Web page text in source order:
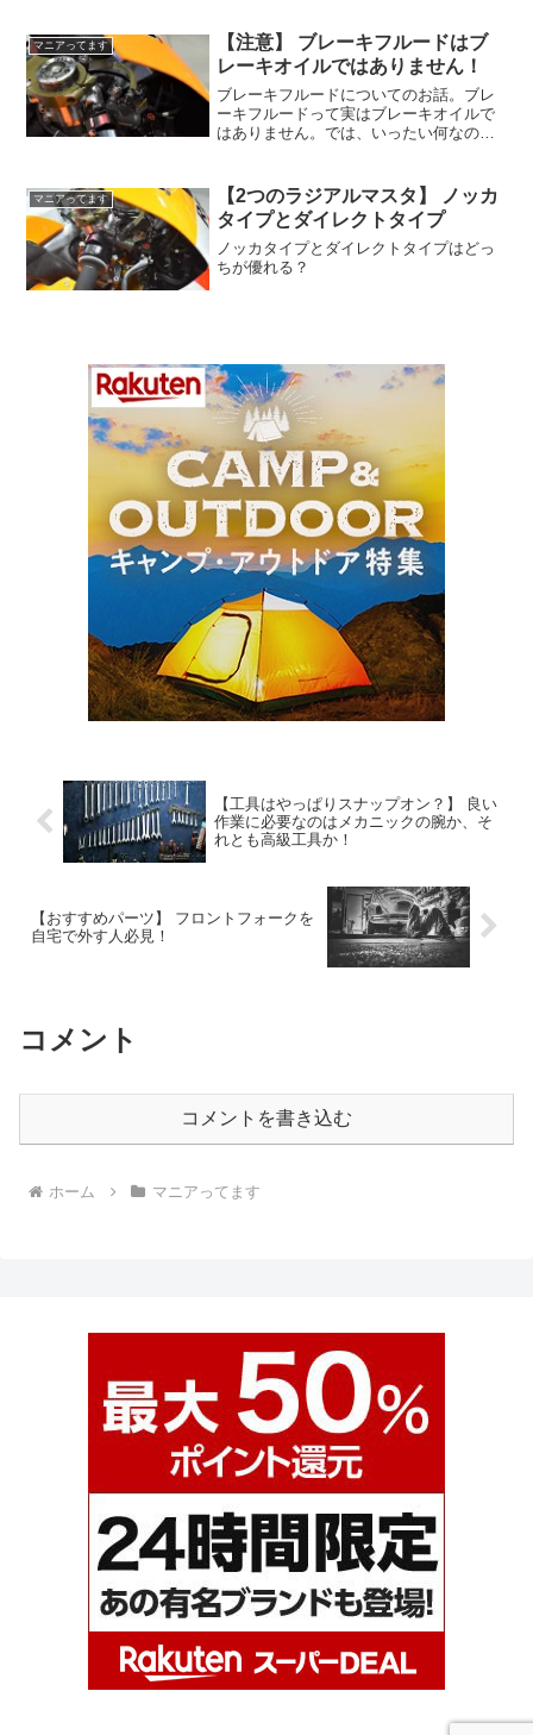
を使って熱伝導率の高い・低いを説明い
たします。
マニアってます
【注意】 ブレーキフルードはブ
レーキオイルではありません！
ブレーキフルードについてのお話。ブレ
ーキフルードって実はブレーキオイルで
はありません。では、いったい何なので
圧式ブレーキと呼ばれるのでしょうか？
今回はその理由を簡単にご説明します。
マニアってます
【2つのラジアルマスタ】 ノッカ
タイプとダイレクトタイプ
ノッカタイプとダイレクトタイプはどっ
ちが優れる？
【工具はやっぱりスナップオン？】 良い
作業に必要なのはメカニックの腕か、そ
れとも高級工具か！
【おすすめパーツ】 フロントフォークを
自宅で外す人必見！
コメント
コメントを書き込む
ホーム マニアってます